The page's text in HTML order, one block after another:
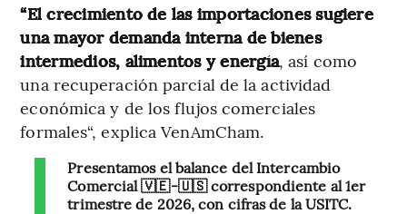
“El crecimiento de las importaciones sugiere
una mayor demanda interna de bienes
intermedios, alimentos y energía, así como
una recuperación parcial de la actividad
económica y de los flujos comerciales
formales“, explica VenAmCham.
Presentamos el balance del Intercambio
Comercial 🇻🇪-🇺🇸 correspondiente al 1er
trimestre de 2026, con cifras de la USITC.